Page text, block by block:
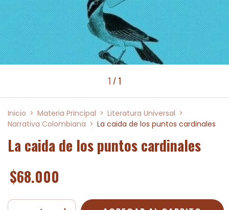
1 /1
Inicio > Materia Principal > Literatura Universal >
Narrativa Colombiana > La caida de los puntos cardinales
La caida de los puntos cardinales
$68.000